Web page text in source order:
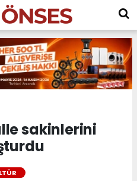
sakinlerini